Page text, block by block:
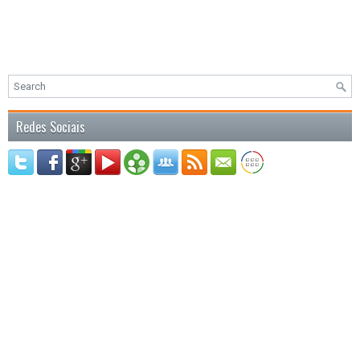
Redes Sociais